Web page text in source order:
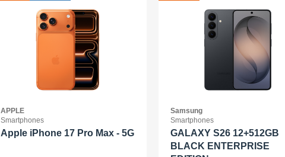
APPLE
Smartphones
Apple iPhone 17 Pro Max - 5G
Samsung
Smartphones
GALAXY S26 12+512GB
BLACK ENTERPRISE